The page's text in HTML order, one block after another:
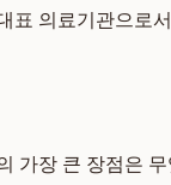
표 의료기관으로
가장 큰 장점은